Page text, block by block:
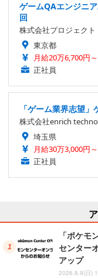
ゲームQAエンジニ
回
株式会社プロジェクト
東京都
月給20万6,700円
正社員
「ゲーム業界志望
株式会社enrich
埼玉県
月給30万3,000円
正社員
「ポケモ
センター
アップ
2026.8.9(日)